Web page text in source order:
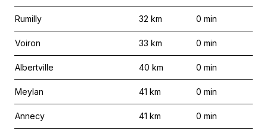
Rumilly 32 km 0 min
Voiron 33 km 0 min
Albertville 40 km 0 min
Meylan 41 km 0 min
Annecy 41 km 0 min